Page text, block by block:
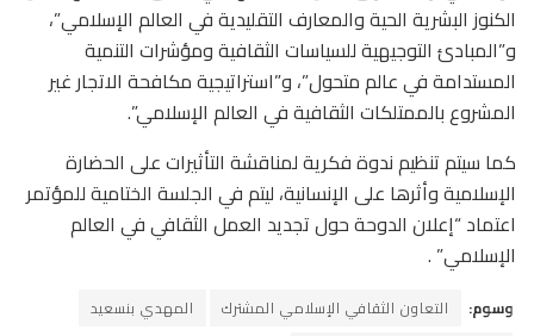
الكنوز البشرية الحية والمعارف التقليدية في العالم الإسلامي”،
و”المبادئ التوجيهية للسياسات الثقافية ومؤشرات التنمية
المستدامة في عالم متحول”، و”استراتيجية مكافحة الاتجار غير
المشروع بالممتلكات الثقافية في العالم الإسلامي”.
كما سيتم تنظيم ندوة فكرية لمناقشة التأثيرات على الحضارة
الإسلامية وأثرها على الإنسانية، ليتم في الجلسة الختامية للمؤتمر
اعتماد “إعلان الدوحة حول تجديد العمل الثقافي في العالم
الإسلامي” .
وسوم: التعاون الثقافي الإسلامي المشترك
المهدي بنسعيد